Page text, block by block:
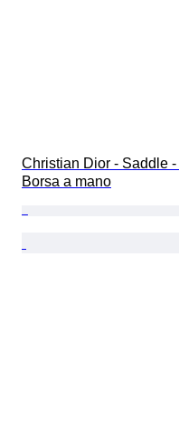
Christian Dior - Saddle -
Borsa a mano